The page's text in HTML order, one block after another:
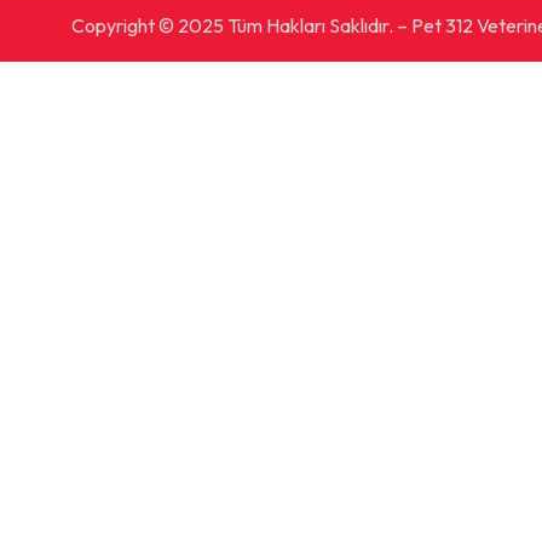
Copyright © 2025 Tüm Hakları Saklıdır. – Pet 312